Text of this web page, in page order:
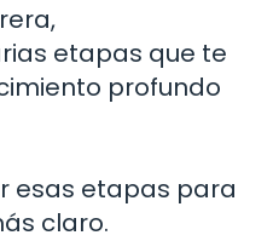
etapas que te
profundo
esas etapas para
claro.